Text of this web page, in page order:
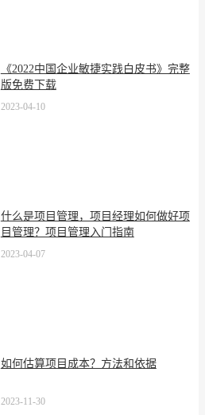
《2022中国企业敏捷实践白皮书》完整
版免费下载
2023-04-10
什么是项目管理，项目经理如何做好项
目管理？项目管理入门指南
2023-04-07
如何估算项目成本？方法和依据
2023-11-30